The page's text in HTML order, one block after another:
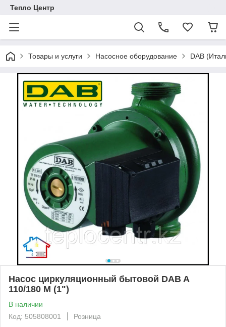
Тепло Центр
Товары и услуги Насосное оборудование DAB
Насос циркуляционный бытовой DAB A
110/180 M (1")
В наличии
Код: 505808001
Розница